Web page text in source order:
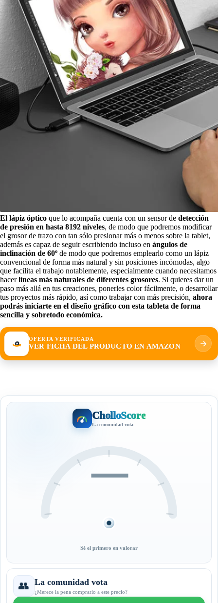
El lápiz óptico que lo acompaña cuenta con un sensor de detección
de presión en hasta 8192 niveles, de modo que podremos modificar
el grosor de trazo con tan sólo presionar más o menos sobre la tablet,
además es capaz de seguir escribiendo incluso en ángulos de
inclinación de 60º de modo que podremos emplearlo como un lápiz
convencional de forma más natural y sin posiciones incómodas, algo
que facilita el trabajo notablemente, especialmente cuando necesitamos
hacerlíneas más naturales de diferentes grosores. Si quieres dar un
paso más allá en tus creaciones, ponerles color fácilmente, o desarrollar
tus proyectos más rápido, así como trabajar con más precisión, ahora
podrás iniciarte en el diseño gráfico con esta tableta de forma
sencilla y sobretodo económica.
OFERTA VERIFICADA
VER FICHA DEL PRODUCTO EN AMAZON
CholloScore
La comunidad vota
—
Sé el primero en valorar
👥 La comunidad vota
¿Merece la pena comprarlo a este precio?